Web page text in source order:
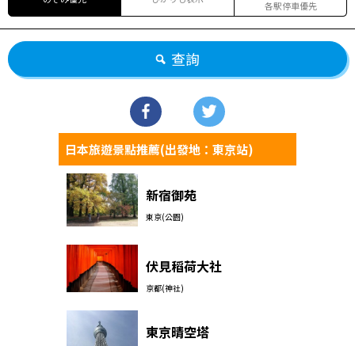
各駅停車優先
查詢
日本旅遊景點推薦(出發地：東京站)
新宿御苑
東京(公園)
伏見稻荷大社
京都(神社)
東京晴空塔